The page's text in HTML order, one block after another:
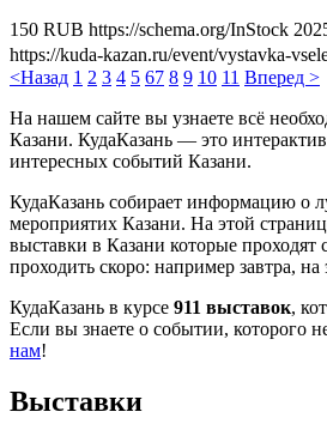
150 RUB https://schema.org/InStock
https://kuda-kazan.ru/event/vystavka-
<Назад 1 2 3 4 5 67 8 9 10 11 Вперед >
На нашем сайте вы узнаете всё
Казани. КудаКазань — это
интересных событий Казани.
КудаКазань собирает информацию о
мероприятих Казани. На этой
выставки в Казани которые проходят
проходить скоро: например завтра,
КудаКазань в курсе 911 выставок,
Если вы знаете о событии, которого
нам!
Выставки